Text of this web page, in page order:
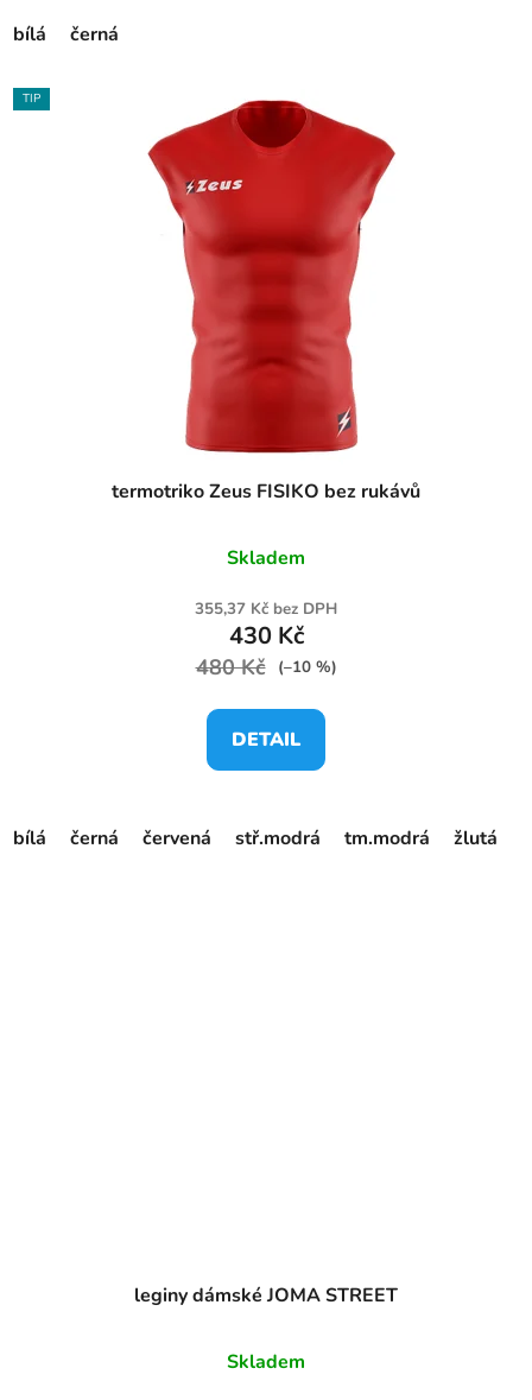
bílá černá
TIP
termotriko Zeus FISIKO bez rukávů
Skladem
355,37 Kč bez DPH
430 Kč
480 Kč (–10 %)
DETAIL
bílá černá červená stř.modrá tm.modrá žlutá
leginy dámské JOMA STREET
Skladem